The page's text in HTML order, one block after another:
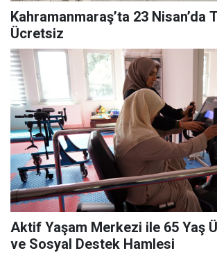
Kahramanmaraş’ta 23 Nisan’da
Ücretsiz
Aktif Yaşam Merkezi ile 65 Yaş
ve Sosyal Destek Hamlesi